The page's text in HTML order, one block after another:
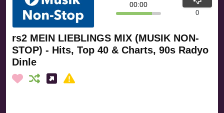
rs2 MEIN LIEBLINGS MIX (MUSIK NON-
STOP) - Hits, Top 40 & Charts, 90s Radyo
Dinle
00:00
0